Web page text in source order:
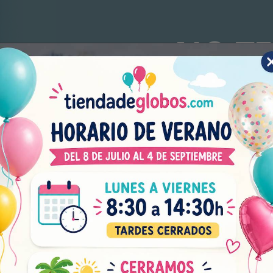
¡NO
Subscríbete a nuestro
explosivas, novedades
Acepto el tratamiento de mis
en elaviso legal política de